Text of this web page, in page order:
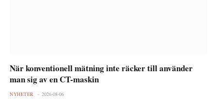
När konventionell mätning inte räcker till använder
man sig av en CT-maskin
NYHETER 2026-08-06